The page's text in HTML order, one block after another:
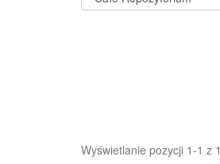
Wyświetlanie pozycji 1-1 z 1